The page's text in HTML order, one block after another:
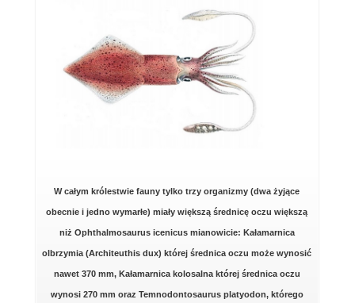
W całym królestwie fauny tylko trzy organizmy (dwa żyjące
obecnie i jedno wymarłe) miały większą średnicę oczu większą
niż Ophthalmosaurus icenicus mianowicie: Kałamarnica
olbrzymia (Architeuthis dux) której średnica oczu może wynosić
nawet 370 mm, Kałamarnica kolosalna której średnica oczu
wynosi 270 mm oraz Temnodontosaurus platyodon, którego